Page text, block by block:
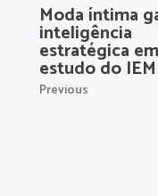
Moda íntima
inteligência
estratégica em
estudo do
Previous